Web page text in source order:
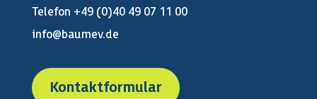
Telefon +49 (0)40 49 07 11 00
info@baumev.de
Kontaktformular